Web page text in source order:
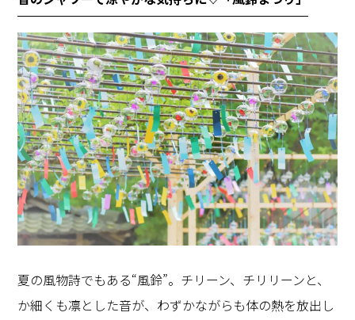
夏の風物詩でもある“風鈴”。チリーン、チリリーンと、
か細くも凛とした音が、わずかながらも体の熱を放出し